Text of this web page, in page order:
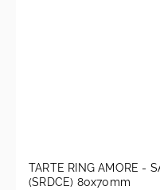
TARTE RING AMORE -
(SRDCE) 80x70mm